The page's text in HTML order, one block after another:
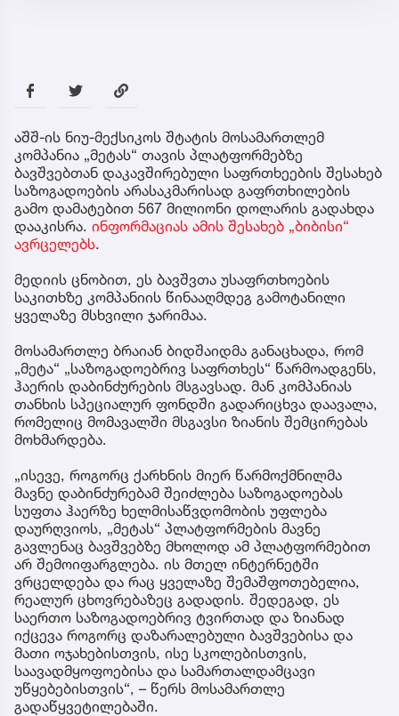
აშშ-ის ნიუ-მექსიკოს შტატის მოსამართლემ
კომპანია „მეტას“ თავის პლატფორმებზე
ბავშვებთან დაკავშირებული საფრთხეების შესახებ
საზოგადოების არასაკმარისად გაფრთხილების
გამო დამატებით 567 მილიონი დოლარის გადახდა
დააკისრა. ინფორმაციას ამის შესახებ „ბიბისი“
ავრცელებს.
მედიის ცნობით, ეს ბავშვთა უსაფრთხოების
საკითხზე კომპანიის წინააღმდეგ გამოტანილი
ყველაზე მსხვილი ჯარიმაა.
მოსამართლე ბრაიან ბიდშაიდმა განაცხადა, რომ
„მეტა“ „საზოგადოებრივ საფრთხეს“ წარმოადგენს,
ჰაერის დაბინძურების მსგავსად. მან კომპანიას
თანხის სპეციალურ ფონდში გადარიცხვა დაავალა,
რომელიც მომავალში მსგავსი ზიანის შემცირებას
მოხმარდება.
„ისევე, როგორც ქარხნის მიერ წარმოქმნილმა
მავნე დაბინძურებამ შეიძლება საზოგადოებას
სუფთა ჰაერზე ხელმისაწვდომობის უფლება
დაურღვიოს, „მეტას“ პლატფორმების მავნე
გავლენაც ბავშვებზე მხოლოდ ამ პლატფორმებით
არ შემოიფარგლება. ის მთელ ინტერნეტში
ვრცელდება და რაც ყველაზე შემაშფოთებელია,
რეალურ ცხოვრებაზეც გადადის. შედეგად, ეს
საერთო საზოგადოებრივ ტვირთად და ზიანად
იქცევა როგორც დაზარალებული ბავშვებისა და
მათი ოჯახებისთვის, ისე სკოლებისთვის,
საავადმყოფოებისა და სამართალდამცავი
უწყებებისთვის“, – წერს მოსამართლე
გადაწყვეტილებაში.